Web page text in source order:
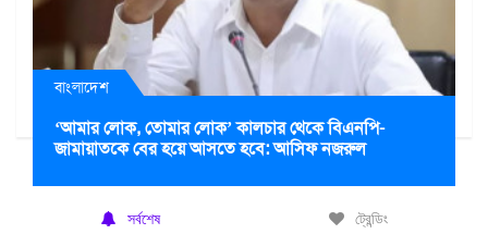
বাংলাদেশ
‘আমার লোক, তোমার লোক’ কালচার থেকে বিএনপি-
জামায়াতকে বের হয়ে আসতে হবে: আসিফ নজরুল
সর্বশেষ ট্রেন্ডিং